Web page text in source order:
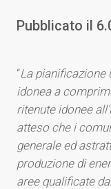
Pubblicato il
“La pianificazione
idonea a
ritenute idonee
atteso che i
generale ed
produzione di
aree qualificate